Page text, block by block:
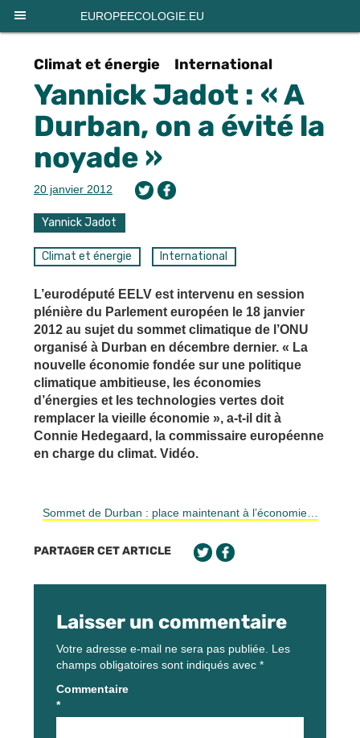
EUROPEECOLOGIE.EU
Climat et énergie International
Yannick Jadot : « A
Durban, on a évité la
noyade »
20 janvier 2012
Yannick Jadot
Climat et énergie International
L’eurodéputé EELV est intervenu en session
plénière du Parlement européen le 18 janvier
2012 au sujet du sommet climatique de l’ONU
organisé à Durban en décembre dernier. « La
nouvelle économie fondée sur une politique
climatique ambitieuse, les économies
d’énergies et les technologies vertes doit
remplacer la vieille économie », a-t-il dit à
Connie Hedegaard, la commissaire européenne
en charge du climat. Vidéo.
Sommet de Durban : place maintenant à l’économie…
PARTAGER CET ARTICLE
Laisser un commentaire
Votre adresse e-mail ne sera pas publiée. Les
champs obligatoires sont indiqués avec *
Commentaire
*